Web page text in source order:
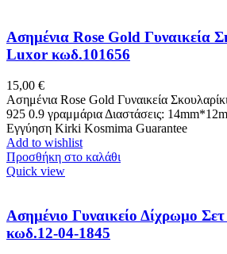
Ασημένια Rose Gold Γυναικεία
Luxor κωδ.101656
15,00 €
Ασημένια Rose Gold Γυναικεία
925 0.9 γραμμάρια Διαστάσεις:
Εγγύηση Kirki Kosmima Guarantee
Add to wishlist
Προσθήκη στο καλάθι
Quick view
Ασημένιο Γυναικείο Δίχρωμο
κωδ.12-04-1845